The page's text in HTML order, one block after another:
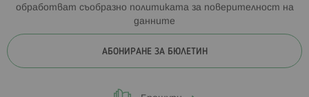
обработват съобразно политиката за поверителност на
данните
АБОНИРАНЕ ЗА БЮЛЕТИН